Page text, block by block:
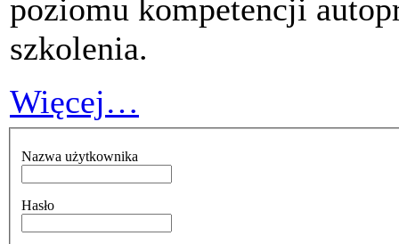
poziomu kompetencji
szkolenia.
Więcej…
Nazwa użytkownika
Hasło